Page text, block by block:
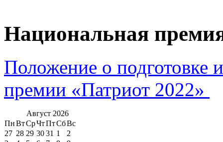
Национальная
Положение о подготовке
премии «Патриот 2022»
Август 2026
ПнВтСрЧтПтСбВс
27 28 29 3031 1
2